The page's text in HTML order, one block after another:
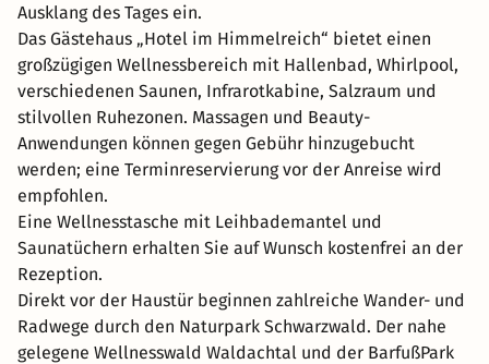
Ausklang des Tages ein.
Das Gästehaus „Hotel im Himmelreich“ bietet einen
großzügigen Wellnessbereich mit Hallenbad, Whirlpool,
verschiedenen Saunen, Infrarotkabine, Salzraum und
stilvollen Ruhezonen. Massagen und Beauty-
Anwendungen können gegen Gebühr hinzugebucht
werden; eine Terminreservierung vor der Anreise wird
empfohlen.
Eine Wellnesstasche mit Leihbademantel und
Saunatüchern erhalten Sie auf Wunsch kostenfrei an der
Rezeption.
Direkt vor der Haustür beginnen zahlreiche Wander- und
Radwege durch den Naturpark Schwarzwald. Der nahe
gelegene Wellnesswald Waldachtal und der BarfußPark